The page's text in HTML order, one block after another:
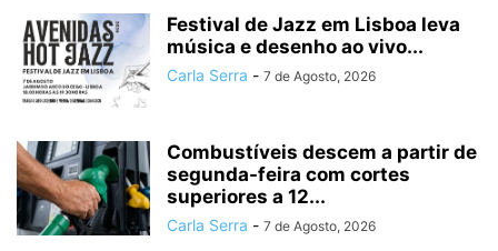
Festival de Jazz em Lisboa leva
música e desenho ao vivo...
Carla Serra - 7 de Agosto, 2026
Combustíveis descem a partir de
segunda-feira com cortes
superiores a 12...
Carla Serra - 7 de Agosto, 2026